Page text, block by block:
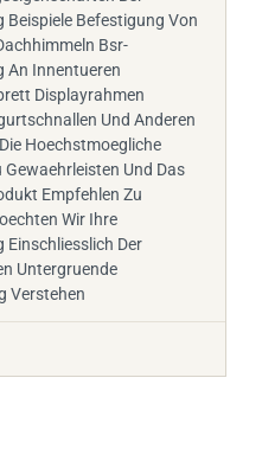
Beispiele Befestigung Von
Bsr-
Innentueren
Displayrahmen
Und Anderen
Hoechstmoegliche
Und Das
Empfehlen Zu
Wir Ihre
Der
Untergruende
Verstehen